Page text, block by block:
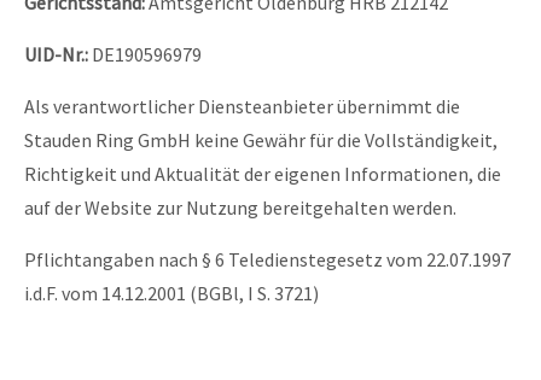
UID-Nr.: DE190596979
Als verantwortlicher Diensteanbieter übernimmt die
Stauden Ring GmbH keine Gewähr für die Vollständigkeit,
Richtigkeit und Aktualität der eigenen Informationen, die
auf der Website zur Nutzung bereitgehalten werden.
Pflichtangaben nach § 6 Teledienstegesetz vom 22.07.1997
i.d.F. vom 14.12.2001 (BGBl, I S. 3721)